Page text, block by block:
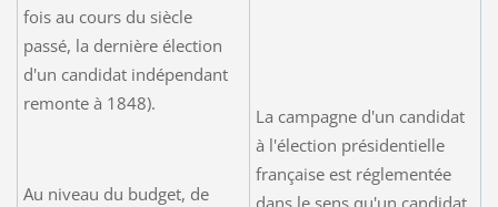
fois au cours du siècle
passé, la dernière élection
d'un candidat indépendant
remonte à 1848).
Au niveau du budget, de
La campagne d'un candidat
à l'élection présidentielle
française est réglementée